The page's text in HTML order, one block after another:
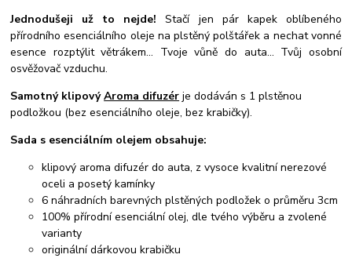
Jednodušeji už to nejde!Stačí jen pár kapek oblíbeného
přírodního esenciálního oleje na plstěný polštářek a nechat vonné
esence rozptýlit větrákem... Tvoje vůně do auta... Tvůj osobní
osvěžovač vzduchu.
Samotný klipovýAroma difuzér je dodáván s 1 plstěnou
podložkou (bez esenciálního oleje, bez krabičky).
Sada s esenciálním olejem obsahuje:
klipový aroma difuzér do auta, z vysoce kvalitní nerezové
oceli a posetý kamínky
6 náhradních barevných plstěných podložek o průměru 3cm
100% přírodní esenciální olej, dle tvého výběru a zvolené
varianty
originální dárkovou krabičku